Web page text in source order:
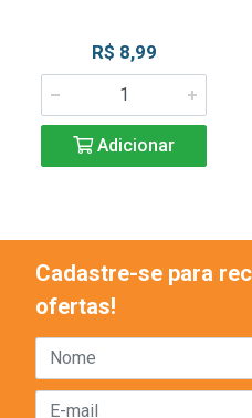
R$ 8,99
Adicionar
Cadastre-se para
ofertas!